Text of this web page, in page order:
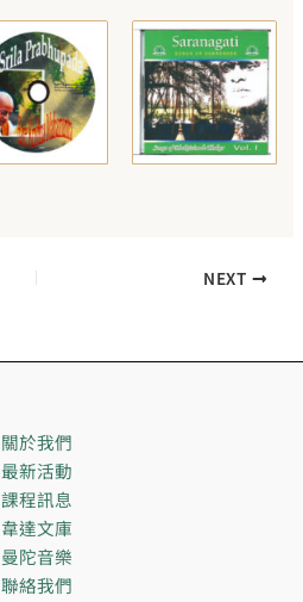
NEXT
關於我們
最新活動
課程訊息
韋達文庫
曼陀音樂
聯絡我們